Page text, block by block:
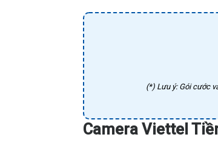
(*) Lưu ý: Gói cước
Camera Viettel